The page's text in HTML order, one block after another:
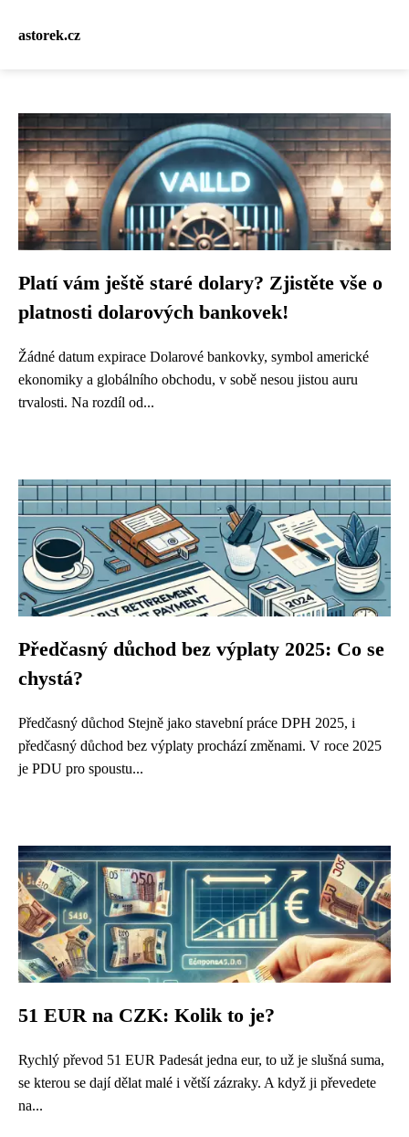
astorek.cz
Platí vám ještě staré dolary? Zjistěte vše o
platnosti dolarových bankovek!
Žádné datum expirace Dolarové bankovky, symbol americké
ekonomiky a globálního obchodu, v sobě nesou jistou auru
trvalosti. Na rozdíl od...
Předčasný důchod bez výplaty 2025: Co se
chystá?
Předčasný důchod Stejně jako stavební práce DPH 2025, i
předčasný důchod bez výplaty prochází změnami. V roce 2025
je PDU pro spoustu...
51 EUR na CZK: Kolik to je?
Rychlý převod 51 EUR Padesát jedna eur, to už je slušná suma,
se kterou se dají dělat malé i větší zázraky. A když ji převedete
na...